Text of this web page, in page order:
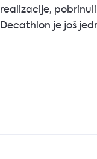
realizacije,
Decathlon je još